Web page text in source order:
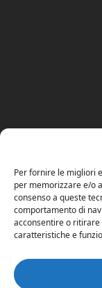
Per fornire le migliori
per memorizzare e/o
consenso a queste
comportamento di
acconsentire o
caratteristiche e